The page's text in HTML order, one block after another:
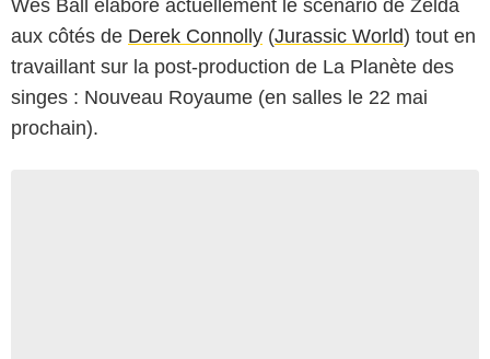
Wes Ball élabore actuellement le scénario de Zelda
aux côtés de Derek Connolly (Jurassic World) tout en
travaillant sur la post-production de La Planète des
singes : Nouveau Royaume (en salles le 22 mai
prochain).